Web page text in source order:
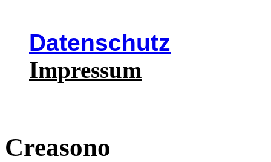
Datenschutz
Impressum
Creasono